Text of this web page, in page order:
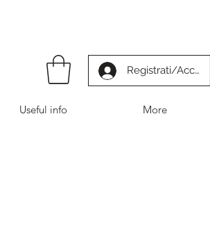
Registrati/Accedi
Useful info More